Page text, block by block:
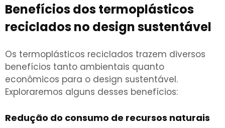
Benefícios dos termoplásticos
reciclados no design sustentável
Os termoplásticos reciclados trazem diversos
benefícios tanto ambientais quanto
econômicos para o design sustentável.
Exploraremos alguns desses benefícios:
Redução do consumo de recursos naturais